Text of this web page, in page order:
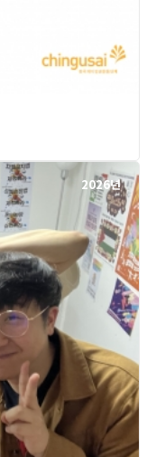
2026년